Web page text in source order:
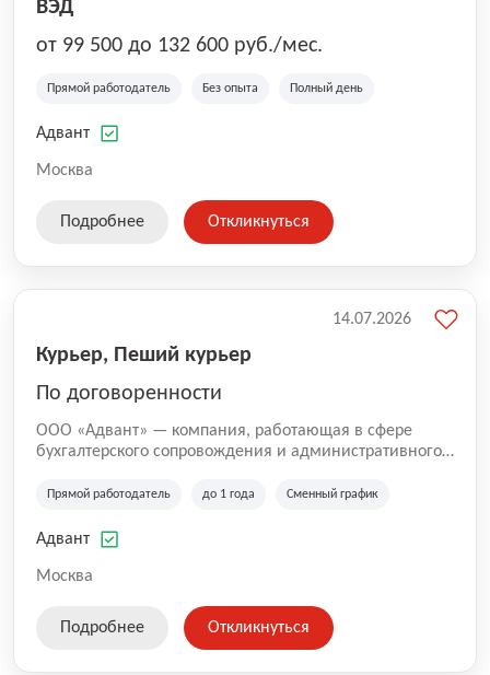
ВЭД
от 99 500 до 132 600 руб./мес.
Прямой работодатель Без опыта Полный день
Адвант
Москва
Подробнее Откликнуться
Курьер, Пеший курьер
По договоренности
ООО «Адвант» — компания, работающая в сфере
бухгалтерского сопровождения и административного
зарегистрирована в Санкт-Петербурге и
лиц и коммерческих организаций.
Прямой работодатель до 1 года Сменный график
Адвант
Москва
14.07.2026
Подробнее Откликнуться